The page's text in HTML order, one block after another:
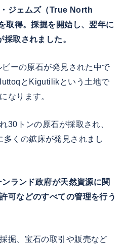
ジェムズ（True North
取得。採掘を開始し、翌年に
取されました。
ーの原石が発見された中で
とKigutilikという土地で
なります。
30トンの原石が採取され、
くの鉱床が発見されまし
ランド政府が天然資源に関
可などのすべての管理を行う
掘、宝石の取引や販売など